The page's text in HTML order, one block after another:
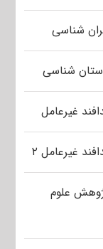
شناسی
شناسی
غیرعامل
غیرعامل ۲
علوم